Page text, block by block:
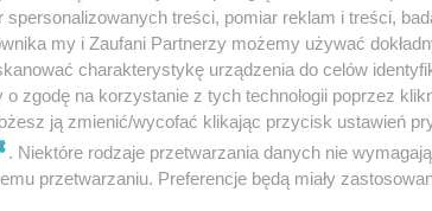
i Mazurach, gdzie jezior nie brakuje. Dobra zabawa i
jednak nie można zap…
ramach „Bezpiecznych Wakacji”. Jak
treści, pomiar reklam i treści,
my i Zaufani Partnerzy możemy używać
charakterystykę urządzenia do celów
zgodę na korzystanie z tych technologii poprzez
ją zmienić/wycofać klikając przycisk ustawień
. Niektóre rodzaje przetwarzania danych nie
przetwarzaniu. Preferencje będą miały